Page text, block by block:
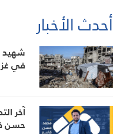
أحدث الأخبار
شهيد
في
آخر
حسن